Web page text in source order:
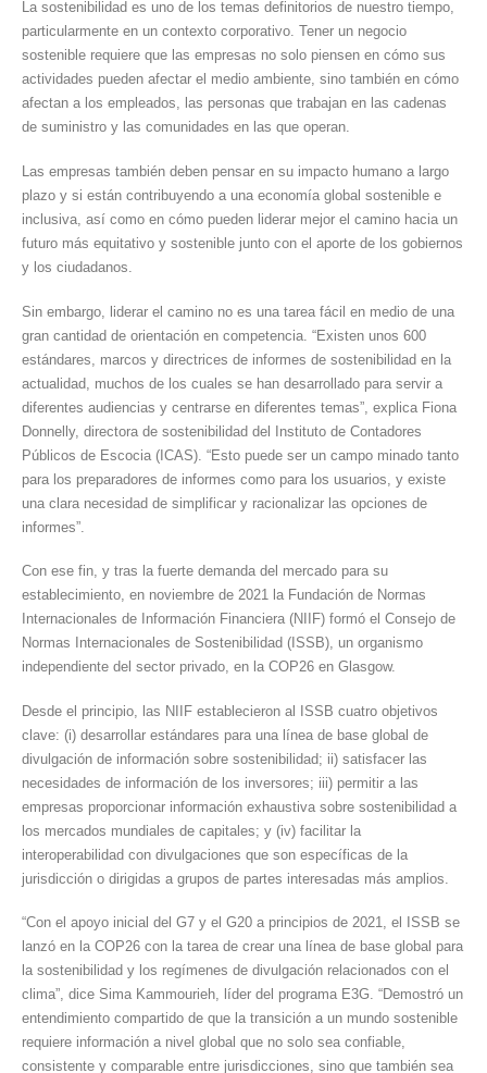
nueva
era
de
sostenibilidad:
NIIF
S1
S2
La sostenibilidad es uno de los temas definitorios de nuestro tiempo,
particularmente en un contexto corporativo. Tener un negocio
sostenible requiere que las empresas no solo piensen en cómo sus
actividades pueden afectar el medio ambiente, sino también en cómo
afectan a los empleados, las personas que trabajan en las cadenas
de suministro y las comunidades en las que operan.
Las empresas también deben pensar en su impacto humano a largo
plazo y si están contribuyendo a una economía global sostenible e
inclusiva, así como en cómo pueden liderar mejor el camino hacia un
futuro más equitativo y sostenible junto con el aporte de los gobiernos
y los ciudadanos.
Sin embargo, liderar el camino no es una tarea fácil en medio de una
gran cantidad de orientación en competencia. “Existen unos 600
estándares, marcos y directrices de informes de sostenibilidad en la
actualidad, muchos de los cuales se han desarrollado para servir a
diferentes audiencias y centrarse en diferentes temas”, explica Fiona
Donnelly, directora de sostenibilidad del Instituto de Contadores
Públicos de Escocia (ICAS). “Esto puede ser un campo minado tanto
para los preparadores de informes como para los usuarios, y existe
una clara necesidad de simplificar y racionalizar las opciones de
informes”.
Con ese fin, y tras la fuerte demanda del mercado para su
establecimiento, en noviembre de 2021 la Fundación de Normas
Internacionales de Información Financiera (NIIF) formó el Consejo de
Normas Internacionales de Sostenibilidad (ISSB), un organismo
independiente del sector privado, en la COP26 en Glasgow.
Desde el principio, las NIIF establecieron al ISSB cuatro objetivos
clave: (i) desarrollar estándares para una línea de base global de
divulgación de información sobre sostenibilidad; ii) satisfacer las
necesidades de información de los inversores; iii) permitir a las
empresas proporcionar información exhaustiva sobre sostenibilidad a
los mercados mundiales de capitales; y (iv) facilitar la
interoperabilidad con divulgaciones que son específicas de la
jurisdicción o dirigidas a grupos de partes interesadas más amplios.
“Con el apoyo inicial del G7 y el G20 a principios de 2021, el ISSB se
lanzó en la COP26 con la tarea de crear una línea de base global para
la sostenibilidad y los regímenes de divulgación relacionados con el
clima”, dice Sima Kammourieh, líder del programa E3G. “Demostró un
entendimiento compartido de que la transición a un mundo sostenible
requiere información a nivel global que no solo sea confiable,
consistente y comparable entre jurisdicciones, sino que también sea